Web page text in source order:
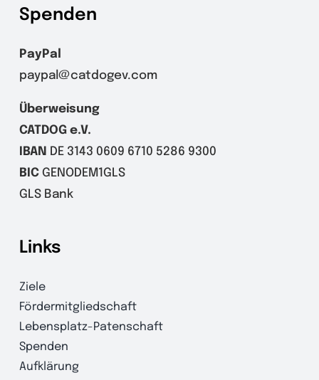
Spenden
PayPal
paypal@catdogev.com
Überweisung
CATDOG e.V.
IBAN
DE 3143 0609 6710 5286 9300
BICGENODEM1GLS
GLS Bank
Links
Ziele
Fördermitgliedschaft
Lebensplatz-Patenschaft
Spenden
Aufklärung